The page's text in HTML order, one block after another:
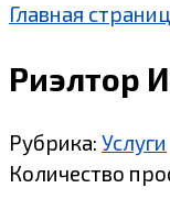
Главная
Риэлтор
Рубрика: Услуги
Количество